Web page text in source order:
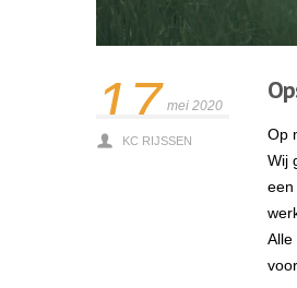
17 mei 2020
KC RIJSSEN
Op
Wij
een
Alle